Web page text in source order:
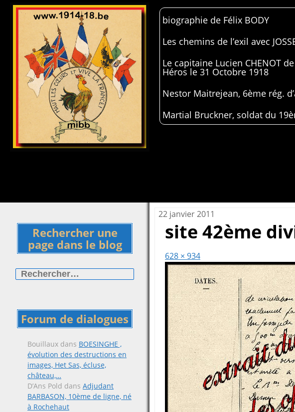
biographie de Félix BODY
Les chemins de l’exil avec
Le capitaine Lucien CHENOT
Héros le 31 Octobre 1918
Nestor Maitrejean, 6ème rég.
Martial Bruckner, soldat du
Rechercher une
page dans le blog
Forum de dialogues
Bouillaux dans BOESINGHE ,
évolution des destructions en
images, Het Sas, écluse,
château,…
D’Ans Pold dans Adjudant
BARBASON, 10ème de ligne, né
à Rochehaut
22 janvier 2011
site 42ème
628 × 934